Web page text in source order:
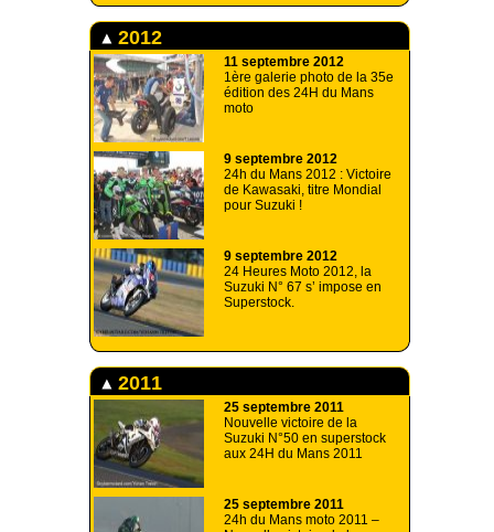
2012
11 septembre 2012
1ère galerie photo de la 35e
édition des 24H du Mans
moto
9 septembre 2012
24h du Mans 2012 : Victoire
de Kawasaki, titre Mondial
pour Suzuki !
9 septembre 2012
24 Heures Moto 2012, la
Suzuki N° 67 s’ impose en
Superstock.
2011
25 septembre 2011
Nouvelle victoire de la
Suzuki N°50 en superstock
aux 24H du Mans 2011
25 septembre 2011
24h du Mans moto 2011 –